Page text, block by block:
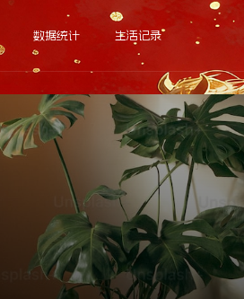
数据统计 生活记录